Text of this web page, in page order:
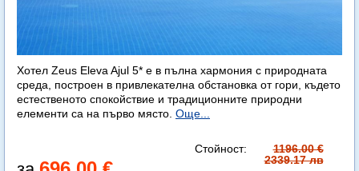
Хотел Zeus Eleva Ajul 5* е в пълна хармония с природната
среда, построен в привлекателна обстановка от гори, където
естественото спокойствие и традиционните природни
елементи са на първо място. Още...
Стойност:
1196.00 €
2339.17 лв